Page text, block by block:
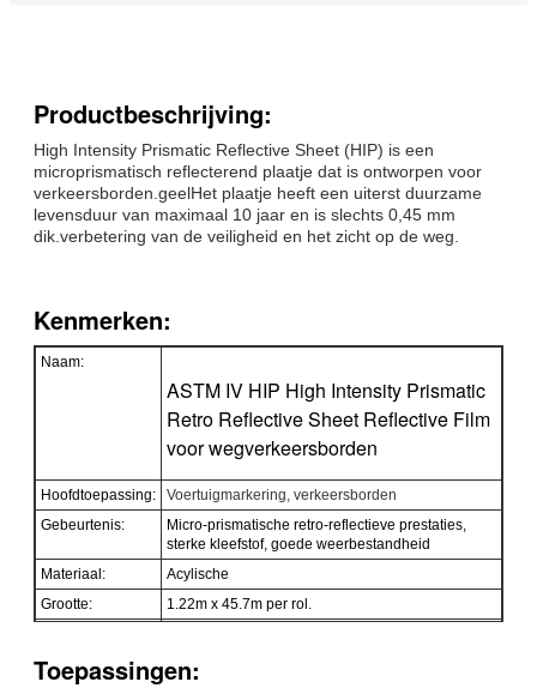
Productbeschrijving:
High Intensity Prismatic Reflective Sheet (HIP) is een
microprismatisch reflecterend plaatje dat is ontworpen voor
verkeersborden.geelHet plaatje heeft een uiterst duurzame
levensduur van maximaal 10 jaar en is slechts 0,45 mm
dik.verbetering van de veiligheid en het zicht op de weg.
Kenmerken:
Naam:
ASTM IV HIP High Intensity Prismatic
Retro Reflective Sheet Reflective Film
voor wegverkeersborden
Hoofdtoepassing:
Voertuigmarkering, verkeersborden
Gebeurtenis:
Micro-prismatische retro-reflectieve prestaties,
sterke kleefstof, goede weerbestandheid
Materiaal:
Acylische
Grootte:
1.22m x 45.7m per rol.
Verpakking:
1 rol verpakken in 1 karton
Toepassingen: